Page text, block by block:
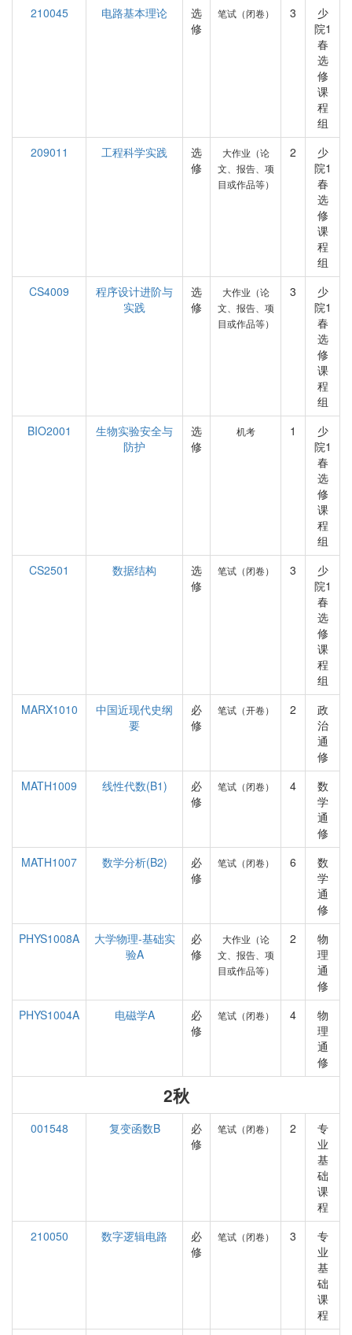
210045 电路基本理论
选
修
笔试（闭卷） 3
少
院1
春
选
修
课
程
组
209011
工程科学实践
选
修
大作业（论
文、报告、项
目或作品等）
2
少
院1
春
选
修
课
程
组
CS4009
程序设计进阶与
实践
选
修
大作业（论
文、报告、项
目或作品等）
3
少
院1
春
选
修
课
程
组
BIO2001
生物实验安全与
防护
选
修
机考 1
少
院1
春
选
修
课
程
组
CS2501
数据结构
选
修
笔试（闭卷） 3
少
院1
春
选
修
课
程
组
MARX1010
中国近现代史纲
要
必
修
笔试（开卷） 2
政
治
通
修
MATH1009
线性代数(B1)
必
修
笔试（闭卷） 4
数
学
通
修
MATH1007
数学分析(B2)
必
修
笔试（闭卷） 6
数
学
通
修
PHYS1008A
大学物理-基础实
验A
必
修
大作业（论
文、报告、项
目或作品等）
2
物
理
通
修
PHYS1004A
电磁学A
必
修
笔试（闭卷） 4
物
理
通
修
2秋
001548 复变函数B
必
修
笔试（闭卷） 2
专
业
基
础
课
程
210050
数字逻辑电路
必
修
笔试（闭卷） 3
专
业
基
础
课
程